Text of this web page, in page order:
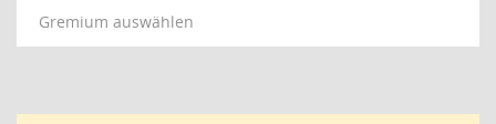
Gremium auswählen